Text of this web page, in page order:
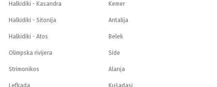
Halkidiki - Kasandra
Halkidiki - Sitonija
Halkidiki - Atos
Olimpska rivijera
Strimonikos
Lefkada
Kemer
Antalija
Belek
Side
Alanja
Kušadasi